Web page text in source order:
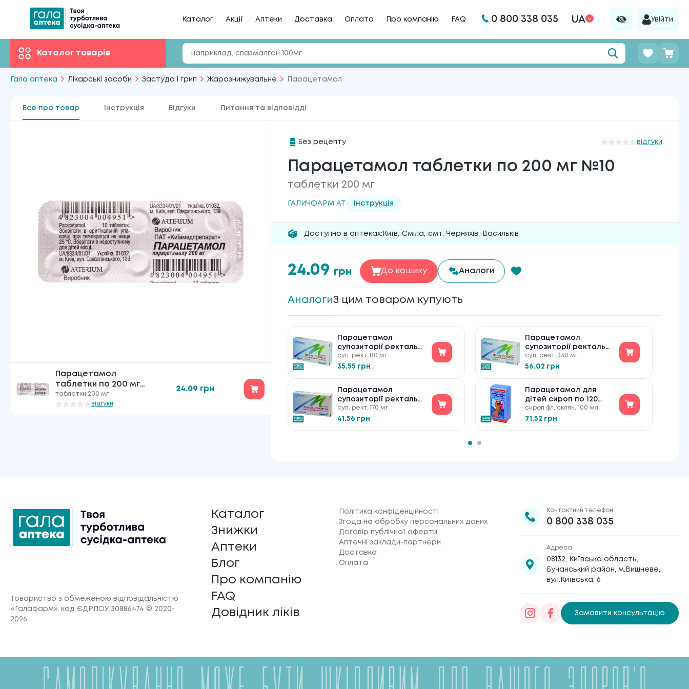
Каталог Акції Аптеки Доставка Оплата Про компанію FAQ 0 800 338 035 UA Увійти
Каталог товарів
Гала аптека Лікарські засоби Застуда і грип Жарознижувальне Парацетамол
Все про товар Інструкція Відгуки Питання та відповідді
Парацетамол
таблетки по 200 мг
№10
таблетки 200 мг
відгуки
24.09 грн
Без рецепту відгуки
Парацетамол таблетки по 200 мг №10
таблетки 200 мг
ГАЛИЧФАРМ АТ Інструкція
Доступно в аптеках: Київ, Сміла, смт. Черняхів, Васильків
24.09 грн До кошику Аналоги
АналогиЗ цим товаром купують
Парацетамол
супозиторії ректальні
по 80 мг №10
суп. рект. 80 мг
35.55 грн
Парацетамол
супозиторії ректальні
по 170 мг №10
суп. рект. 170 мг
41.56 грн
Парацетамол
супозиторії ректальні
по 330 мг №10
суп. рект. 330 мг
56.02 грн
Парацетамол для
дітей сироп по 120
мг/5 мл №1
сироп фл. склян. 100 мл
71.52 грн
Товариство з обмеженою відповідальністю
«Галафарм», код ЄДРПОУ 30886474 © 2020-
2026
Каталог
Знижки
Аптеки
Блог
Про компанію
FAQ
Довідник ліків
Політика конфіденційності
Згода на обробку персональних даних
Договір публічної оферти
Аптечні заклади-партнери
Доставка
Оплата
Контактний телефон
0 800 338 035
Адреса
08132, Київська область,
Бучанський район, м.Вишневе,
вул.Київська, 6
Замовити консультацію